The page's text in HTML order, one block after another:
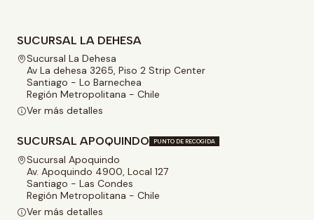
SUCURSAL LA DEHESA
Sucursal La Dehesa
Av La dehesa 3265, Piso 2 Strip Center
Santiago - Lo Barnechea
Región Metropolitana - Chile
Ver más detalles
SUCURSAL APOQUINDO PUNTO DE RECOGIDA
Sucursal Apoquindo
Av. Apoquindo 4900, Local 127
Santiago - Las Condes
Región Metropolitana - Chile
Ver más detalles